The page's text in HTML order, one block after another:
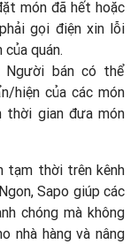
món đã hết hoặc
gọi điện xin lỗi
quán.
Người bán có thể
hiện của các món
thời gian đưa món
tạm thời trên kênh
Sapo giúp các
chóng mà không
nhà hàng và nâng